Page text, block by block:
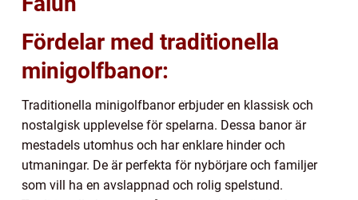
Fördelar med traditionella
minigolfbanor:
Traditionella minigolfbanor erbjuder en klassisk och
nostalgisk upplevelse för spelarna. Dessa banor är
mestadels utomhus och har enklare hinder och
utmaningar. De är perfekta för nybörjare och familjer
som vill ha en avslappnad och rolig spelstund.